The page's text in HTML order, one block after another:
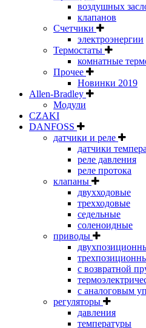
воздушных
клапанов
Счетчики
электроэнергии
Термостаты
комнатные
Прочее
Новинки 2019
Allen-Bradley
Модули
CZAKI
DANFOSS
датчики и реле
датчики
реле давления
реле протока
клапаны
двухходовые
трехходовые
седельные
соленоидные
приводы
с возвратной
с аналоговым
регуляторы
давления
температуры